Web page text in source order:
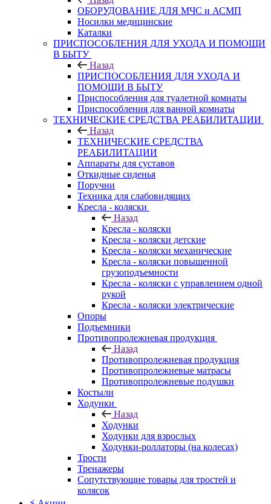
ОБОРУДОВАНИЕ ДЛЯ МЧС и АСМП
Носилки медицинские
Каталки
ПРИСПОСОБЛЕНИЯ ДЛЯ УХОДА И ПОМОЩИ
В БЫТУ
Назад
ПРИСПОСОБЛЕНИЯ ДЛЯ УХОДА И
ПОМОЩИ В БЫТУ
Приспособления для туалетной комнаты
Приспособления для ванной комнаты
ТЕХНИЧЕСКИЕ СРЕДСТВА РЕАБИЛИТАЦИИ
Назад
ТЕХНИЧЕСКИЕ СРЕДСТВА
РЕАБИЛИТАЦИИ
Аппараты для суставов
Откидные сиденья
Поручни
Техника для слабовидящих
Кресла - коляски
Назад
Кресла - коляски
Кресла - коляски детские
Кресла - коляски механические
Кресла - коляски повышенной
грузоподъемности
Кресла - коляски с управлением одной
рукой
Кресла - коляски электрические
Опоры
Подъемники
Противопролежневая продукция
Назад
Противопролежневая продукция
Противопролежневые матрасы
Противопролежневые подушки
Костыли
Ходунки
Назад
Ходунки
Ходунки для взрослых
Ходунки-роллаторы (на колесах)
Трости
Тренажеры
Сопутствующие товары для тростей и
колясок